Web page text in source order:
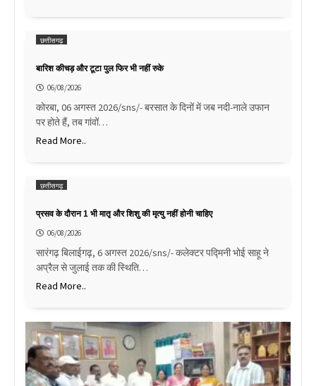
छत्तीसगढ़
बारिश कीचड़ और टूटा पुल फिर भी नहीं रुके
06/08/2026
कोरबा, 06 अगस्त 2026/sns/- बरसात के दिनों में जब नदी-नाले उफान
पर होते हैं, तब गांवों…
Read More..
छत्तीसगढ़
प्रसव के दौरान 1 भी मातृ और शिशु की मृत्यु नहीं होनी चाहिए
06/08/2026
सारंगढ़ बिलाईगढ़, 6 अगस्त 2026/sns/- कलेक्टर पद्मिनी भोई साहू ने
अप्रैल से जुलाई तक की स्थिति…
Read More..